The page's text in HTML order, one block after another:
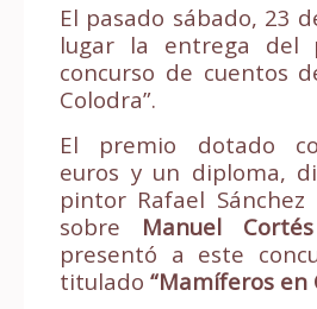
El pasado sábado, 23
lugar la entrega del
concurso de cuentos
Colodra”.
El premio dotado
euros y un diploma,
pintor Rafael Sánchez
sobre Manuel
presentó a este
titulado “Mamíferos en